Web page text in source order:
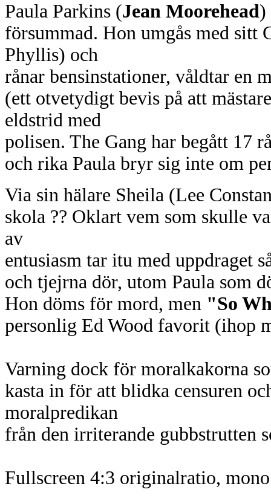
Paula Parkins (Jean Moorehead)
försummad. Hon umgås med sitt
Phyllis) och
rånar bensinstationer, våldtar en
(ett otvetydigt bevis på att
eldstrid med
polisen. The Gang har begått 17
och rika Paula bryr sig inte om
Via sin hälare Sheila (Lee
skola ?? Oklart vem som skulle
av
entusiasm tar itu med uppdraget
och tjejrna dör, utom Paula som
Hon döms för mord, men "So
personlig Ed Wood favorit (ihop
Varning dock för moralkakorna
kasta in för att blidka censuren
moralpredikan
från den irriterande gubbstrutten
Fullscreen 4:3 originalratio,